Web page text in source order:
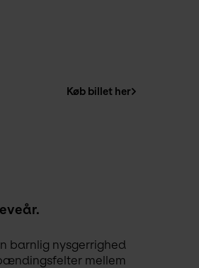
Køb billet her
barnlig nysgerrighed
mellem